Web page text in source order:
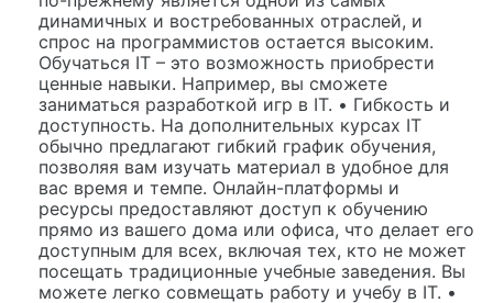
динамичных и востребованных отраслей, и
спрос на программистов остается высоким.
Обучаться IT – это возможность приобрести
ценные навыки. Например, вы сможете
заниматься разработкой игр в IT. • Гибкость и
доступность. На дополнительных курсах IT
обычно предлагают гибкий график обучения,
позволяя вам изучать материал в удобное для
вас время и темпе. Онлайн-платформы и
ресурсы предоставляют доступ к обучению
прямо из вашего дома или офиса, что делает его
доступным для всех, включая тех, кто не может
посещать традиционные учебные заведения. Вы
можете легко совмещать работу и учебу в IT. •